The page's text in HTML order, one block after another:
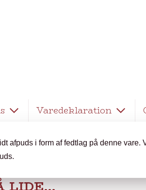
Varedeklaration
afpuds i form af fedtlag på denne vare.